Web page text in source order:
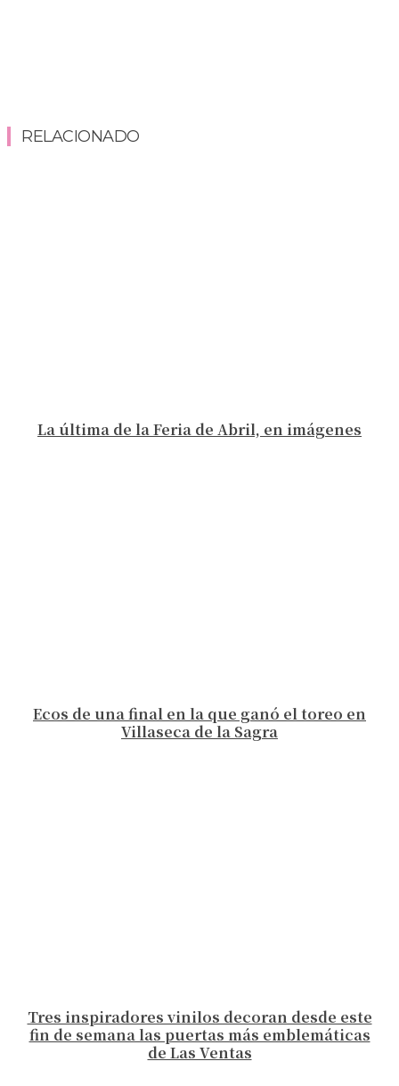
RELACIONADO
La última de la Feria de Abril, en imágenes
Ecos de una final en la que ganó el toreo en
Villaseca de la Sagra
Tres inspiradores vinilos decoran desde este
fin de semana las puertas más emblemáticas
de Las Ventas